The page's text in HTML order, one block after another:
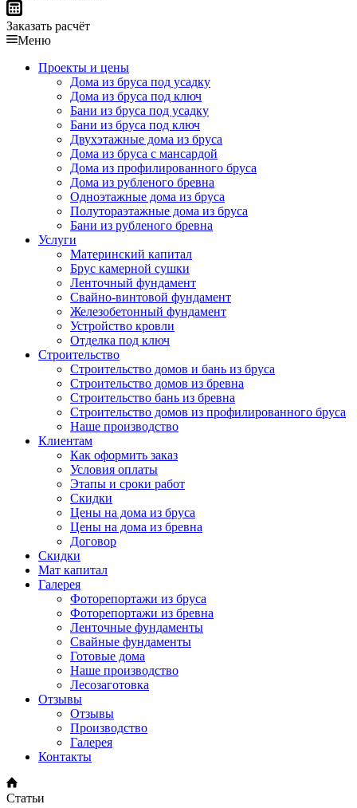
Заказать расчёт
Меню
Проекты и цены
Дома из бруса под усадку
Дома из бруса под ключ
Бани из бруса под усадку
Бани из бруса под ключ
Двухэтажные дома из бруса
Дома из бруса с мансардой
Дома из профилированного бруса
Дома из рубленого бревна
Одноэтажные дома из бруса
Полутораэтажные дома из бруса
Бани из рубленого бревна
Услуги
Материнский капитал
Брус камерной сушки
Ленточный фундамент
Свайно-винтовой фундамент
Железобетонный фундамент
Устройство кровли
Отделка под ключ
Строительство
Строительство домов и бань из бруса
Строительство домов из бревна
Строительство бань из бревна
Строительство домов из профилированного бруса
Наше производство
Клиентам
Как оформить заказ
Условия оплаты
Этапы и сроки работ
Скидки
Цены на дома из бруса
Цены на дома из бревна
Договор
Скидки
Мат капитал
Галерея
Фоторепортажи из бруса
Фоторепортажи из бревна
Ленточные фундаменты
Свайные фундаменты
Готовые дома
Наше производство
Лесозаготовка
Отзывы
Отзывы
Производство
Галерея
Контакты
Статьи